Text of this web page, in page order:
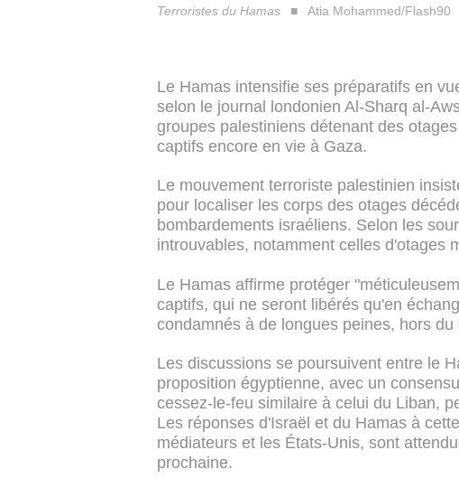
Terroristes du Hamas Atia Mohammed/Flash90
Le Hamas intensifie ses préparatifs en
selon le journal londonien Al-Sharq al-
groupes palestiniens détenant des
captifs encore en vie à Gaza.
Le mouvement terroriste palestinien
pour localiser les corps des otages
bombardements israéliens. Selon les
introuvables, notamment celles d'otages
Le Hamas affirme protéger
captifs, qui ne seront libérés qu'en
condamnés à de longues peines, hors
Les discussions se poursuivent entre le
proposition égyptienne, avec un
cessez-le-feu similaire à celui du Liban,
Les réponses d'Israël et du Hamas à
médiateurs et les États-Unis, sont
prochaine.